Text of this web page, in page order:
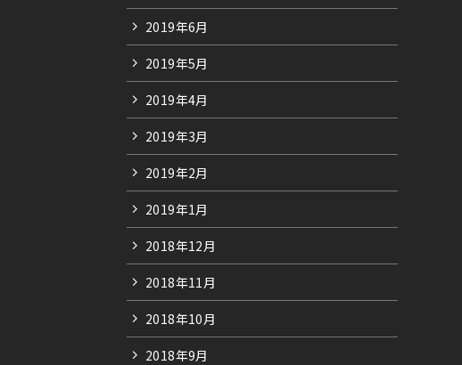
2019年6月
2019年5月
2019年4月
2019年3月
2019年2月
2019年1月
2018年12月
2018年11月
2018年10月
2018年9月